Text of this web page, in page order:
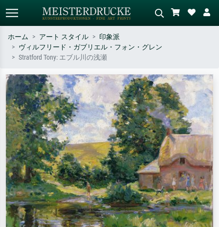
標準検索
– 例：モネ、星月夜、印象派、北
斎の波、ヌード。
緑の草原、赤の多い抽象画、暗い
油絵、木のそばの立ち姿のヌー
ド。
ホーム アート スタイル
印象派
ヴィルフリード・ガブリエル・フォン・グレン
Stratford Tony: エブル川の浅瀬